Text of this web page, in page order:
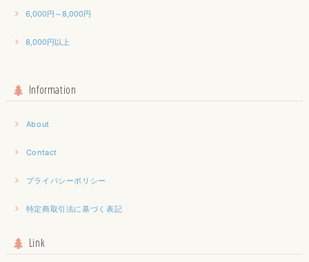
6,000円～8,000円
8,000円以上
Information
About
Contact
プライバシーポリシー
特定商取引法に基づく表記
Link